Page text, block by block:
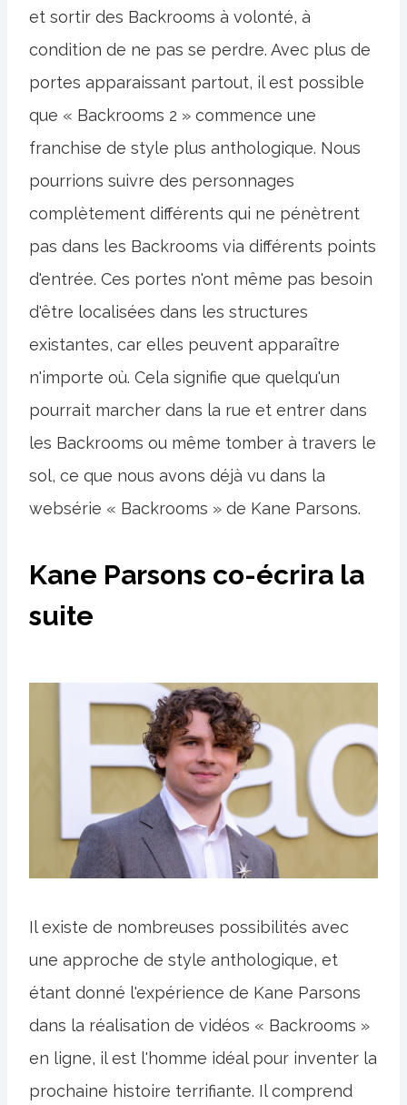
et sortir des Backrooms à volonté, à
condition de ne pas se perdre. Avec plus de
portes apparaissant partout, il est possible
que « Backrooms 2 » commence une
franchise de style plus anthologique. Nous
pourrions suivre des personnages
complètement différents qui ne pénètrent
pas dans les Backrooms via différents points
d'entrée. Ces portes n'ont même pas besoin
d'être localisées dans les structures
existantes, car elles peuvent apparaître
n'importe où. Cela signifie que quelqu'un
pourrait marcher dans la rue et entrer dans
les Backrooms ou même tomber à travers le
sol, ce que nous avons déjà vu dans la
websérie « Backrooms » de Kane Parsons.
Kane Parsons co-écrira la
suite
Il existe de nombreuses possibilités avec
une approche de style anthologique, et
étant donné l'expérience de Kane Parsons
dans la réalisation de vidéos « Backrooms »
en ligne, il est l'homme idéal pour inventer la
prochaine histoire terrifiante. Il comprend